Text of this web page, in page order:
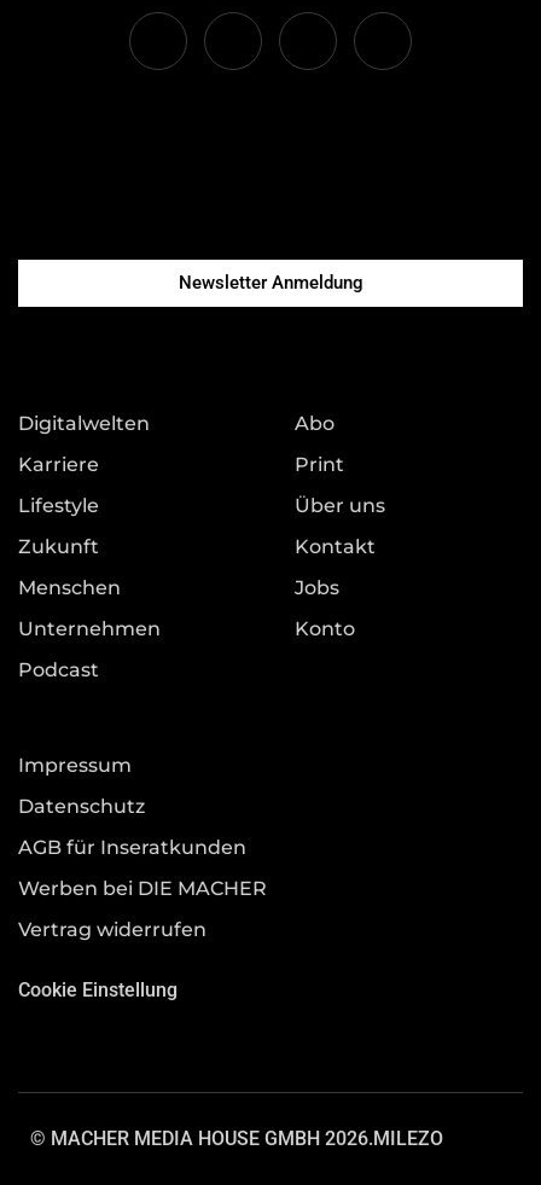
Newsletter Anmeldung
Digitalwelten
Karriere
Lifestyle
Zukunft
Menschen
Unternehmen
Podcast
Abo
Print
Über uns
Kontakt
Jobs
Konto
Impressum
Datenschutz
AGB für Inseratkunden
Werben bei DIE MACHER
Vertrag widerrufen
Cookie Einstellung
© MACHER MEDIA HOUSE GMBH 2026.MILEZO